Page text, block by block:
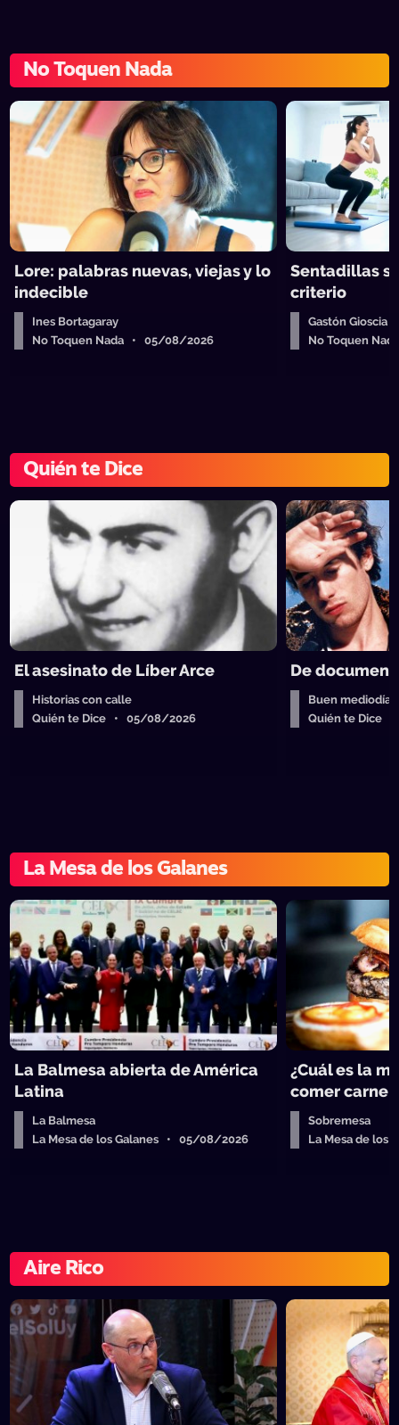
No Toquen Nada
Lore: palabras nuevas, viejas y lo
indecible
Ines Bortagaray
No Toquen Nada • 05/08/2026
Sentadillas
criterio
Gastón Gioscia
No Toquen
Quién te Dice
El asesinato de Líber Arce
Historias con calle
Quién te Dice • 05/08/2026
De
Buen mediodía
Quién te Dice
La Mesa de los Galanes
La Balmesa abierta de América
Latina
La Balmesa
La Mesa de los Galanes • 05/08/2026
¿Cuál es la
comer carne
Sobremesa
La Mesa de
Aire Rico